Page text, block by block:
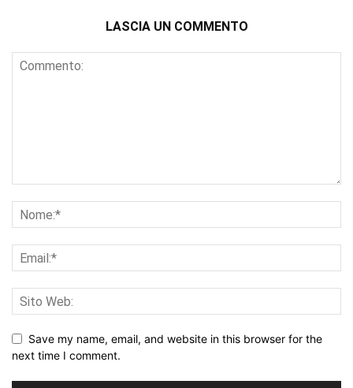
LASCIA UN COMMENTO
Save my name, email, and website in this browser for the
next time I comment.